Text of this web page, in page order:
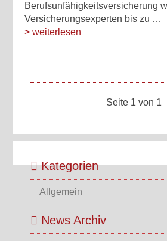
Berufsunfähigkeitsversicherung
Versicherungsexperten bis zu …
> weiterlesen
Seite 1 von 1
Kategorien
Allgemein
News Archiv